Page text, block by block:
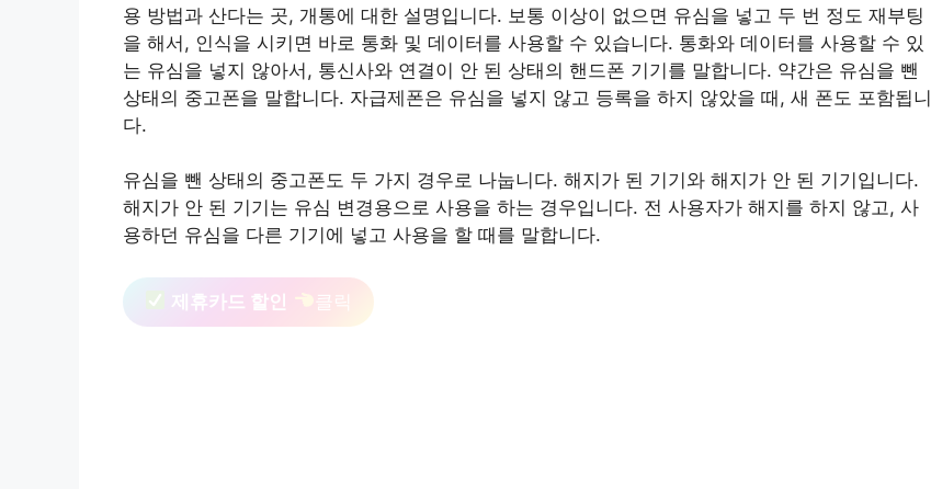
용 방법과 산다는 곳, 개통에 대한 설명입니다. 보통 이상이 없으면 유심을 넣고 두 번 정도 재부팅
을 해서, 인식을 시키면 바로 통화 및 데이터를 사용할 수 있습니다. 통화와 데이터를 사용할 수 있
는 유심을 넣지 않아서, 통신사와 연결이 안 된 상태의 핸드폰 기기를 말합니다. 약간은 유심을 뺀
상태의 중고폰을 말합니다. 자급제폰은 유심을 넣지 않고 등록을 하지 않았을 때, 새 폰도 포함됩니
다.
유심을 뺀 상태의 중고폰도 두 가지 경우로 나눕니다. 해지가 된 기기와 해지가 안 된 기기입니다.
해지가 안 된 기기는 유심 변경용으로 사용을 하는 경우입니다. 전 사용자가 해지를 하지 않고, 사
용하던 유심을 다른 기기에 넣고 사용을 할 때를 말합니다.
제휴카드 할인 클릭